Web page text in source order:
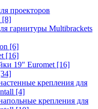
проекторов
[8]
гарнитуры Multibrackets
[6]
[16]
19" Euromet [16]
крепления для
[4]
крепления для